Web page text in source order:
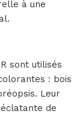
à une
sont utilisés
: bois
Leur
de